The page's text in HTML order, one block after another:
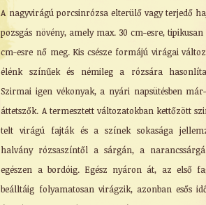
A nagyvirágú porcsinrózsa elterülő vagy terjedő
pozsgás növény, amely max. 30 cm-esre, tipikusan
cm-esre nő meg. Kis csésze formájú virágai
élénk színűek és némileg a rózsára
Szirmai igen vékonyak, a nyári napsütésben
áttetszők. A termesztett változatokban kettőzött
telt virágú fajták és a színek sokasága
halvány rózsaszíntől a sárgán, a
egészen a bordóig. Egész nyáron át, az első
beálltáig folyamatosan virágzik, azonban esős